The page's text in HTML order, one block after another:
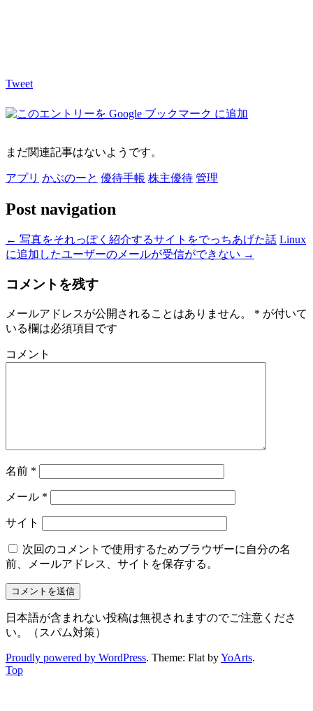
Tweet
まだ関連記事はないようです。
アプリ かぶのーと 優待手帳 株主優待 管理
Post navigation
← 写真をそれっぽく紹介するサイトをでっちあげた話 Linux
に追加したユーザーのメールが受信ができない →
コメントを残す
メールアドレスが公開されることはありません。 * が付いて
いる欄は必須項目です
コメント
名前 *
メール *
サイト
次回のコメントで使用するためブラウザーに自分の名
前、メールアドレス、サイトを保存する。
日本語が含まれない投稿は無視されますのでご注意くださ
い。（スパム対策）
Proudly powered by WordPress. Theme: Flat byYoArts.
Top